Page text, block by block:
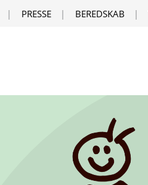
PRESSE BEREDSKAB